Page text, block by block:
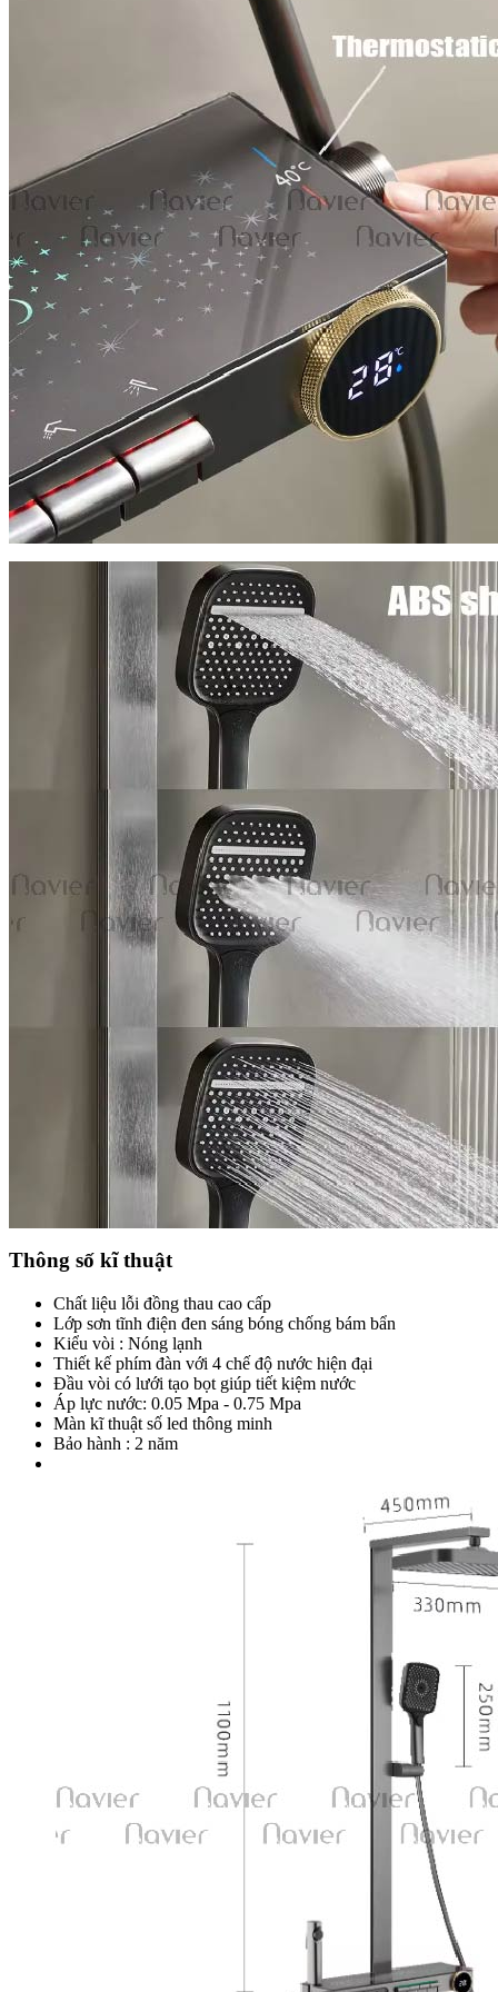
Thông số kĩ thuật
Chất liệu lỗi đồng thau cao cấp
Lớp sơn tĩnh điện đen sáng bóng chống bám bẩn
Kiểu vòi : Nóng lạnh
Thiết kế phím đàn với 4 chế độ nước hiện đại
Đầu vòi có lưới tạo bọt giúp tiết kiệm nước
Áp lực nước: 0.05 Mpa - 0.75 Mpa
Màn kĩ thuật số led thông minh
Bảo hành : 2 năm